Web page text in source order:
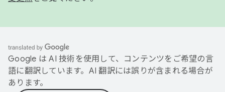
Google は AI 技術を使用して、コンテンツをご希望の言
語に翻訳しています。AI 翻訳には誤りが含まれる場合が
あります。